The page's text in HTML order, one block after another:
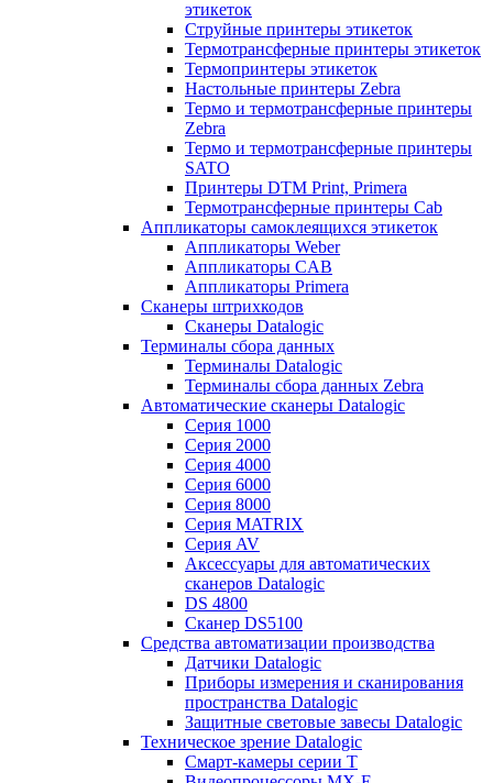
этикеток
Струйные принтеры этикеток
Термотрансферные принтеры этикеток
Термопринтеры этикеток
Настольные принтеры Zebra
Термо и термотрансферные принтеры
Zebra
Термо и термотрансферные принтеры
SATO
Принтеры DTM Print, Primera
Термотрансферные принтеры Cab
Аппликаторы самоклеящихся этикеток
Аппликаторы Weber
Аппликаторы CAB
Аппликаторы Primera
Сканеры штрихкодов
Сканеры Datalogic
Терминалы сбора данных
Терминалы Datalogic
Терминалы сбора данных Zebra
Автоматические сканеры Datalogic
Серия 1000
Серия 2000
Серия 4000
Серия 6000
Серия 8000
Серия MATRIX
Серия AV
Аксессуары для автоматических
сканеров Datalogic
DS 4800
Сканер DS5100
Средства автоматизации производства
Датчики Datalogic
Приборы измерения и сканирования
пространства Datalogic
Защитные световые завесы Datalogic
Техническое зрение Datalogic
Смарт-камеры серии T